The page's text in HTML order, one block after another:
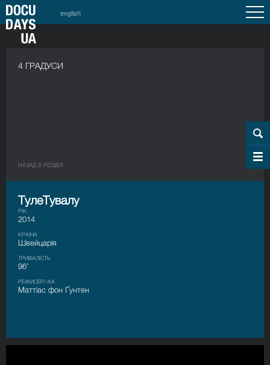
english
4 ГРАДУСИ
НАЗАД В РОЗДIЛ
ТулеТувалу
РІК
2014
КРАЇНА
Швейцарія
ТРИВАЛІСТЬ
96’
РЕЖИСЕР/-КА
Маттіас фон Ґунтен